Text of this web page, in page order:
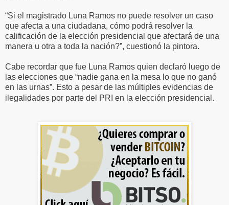
“Si el magistrado Luna Ramos no puede resolver un caso
que afecta a una ciudadana, cómo podrá resolver la
calificación de la elección presidencial que afectará de una
manera u otra a toda la nación?”, cuestionó la pintora.
Cabe recordar que fue Luna Ramos quien declaró luego de
las elecciones que “nadie gana en la mesa lo que no ganó
en las urnas”. Esto a pesar de las múltiples evidencias de
ilegalidades por parte del PRI en la elección presidencial.